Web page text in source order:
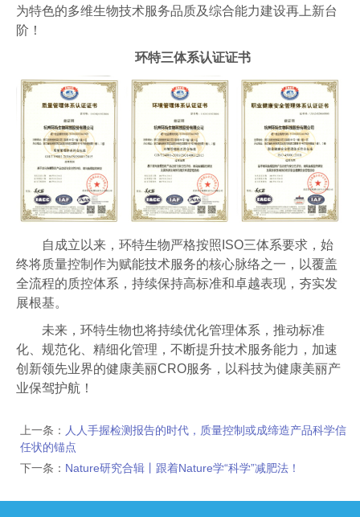
为特色的多维生物技术服务品质及综合能力建设再上新台
阶！
环特三体系认证证书
自成立以来，环特生物严格按照ISO三体系要求，始
终将质量控制作为赋能技术服务的核心脉络之一，以覆盖
全流程的质控体系，持续保持高标准和卓越表现，夯实发
展根基。
未来，环特生物也将持续优化管理体系，推动标准
化、规范化、精细化管理，不断提升技术服务能力，加速
创新领先业界的健康美丽CRO服务，以科技为健康美丽产
业保驾护航！
上一条： 人人手握检测报告的时代，质量控制或成缔造产品科学信
任状的锚点
下一条： Nature研究合辑丨跟着Nature学“科学”减肥法！